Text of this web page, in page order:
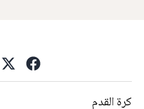
كرة القدم